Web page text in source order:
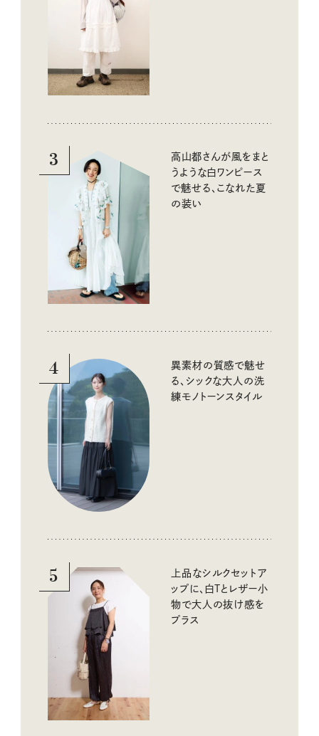
3
高山都さんが風をまと
うような白ワンピース
で魅せる、こなれた夏
の装い
4
異素材の質感で魅せ
る、シックな大人の洗
練モノトーンスタイル
5
上品なシルクセットア
ップに、白Tとレザー小
物で大人の抜け感を
プラス